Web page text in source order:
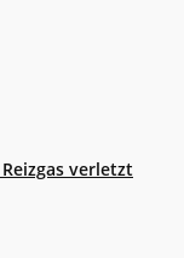
verletzt